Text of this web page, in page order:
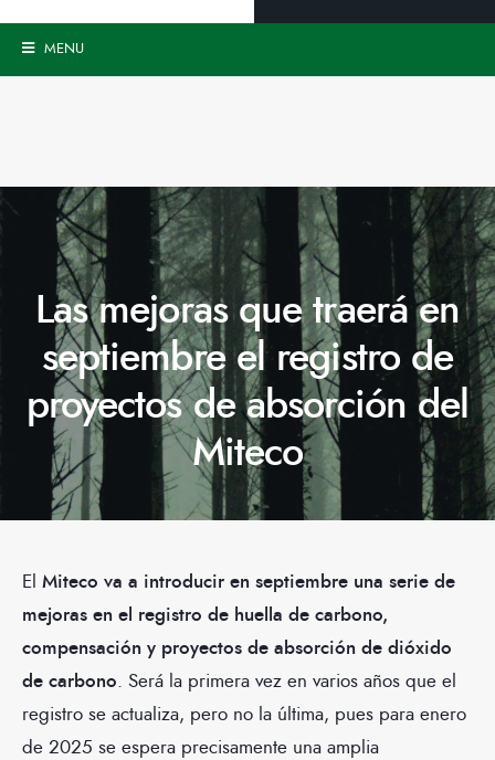
MENU
Las mejoras que traerá en
septiembre el registro de
proyectos de absorción del
Miteco
El Miteco va a introducir en septiembre una serie de
mejoras en el registro de huella de carbono,
compensación y proyectos de absorción de dióxido
de carbono. Será la primera vez en varios años que el
registro se actualiza, pero no la última, pues para enero
de 2025 se espera precisamente una amplia